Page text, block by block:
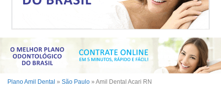
Plano Amil Dental » São Paulo » Amil Dental Acari RN